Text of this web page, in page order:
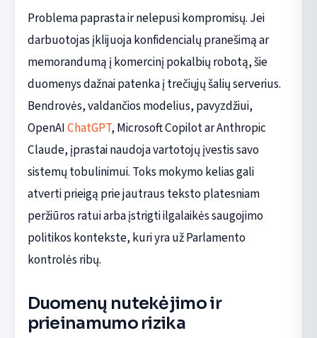
Problema paprasta ir nelepusi kompromisų. Jei
darbuotojas įklijuoja konfidencialų pranešimą ar
memorandumą į komercinį pokalbių robotą, šie
duomenys dažnai patenka į trečiųjų šalių serverius.
Bendrovės, valdančios modelius, pavyzdžiui,
OpenAIChatGPT, Microsoft Copilot ar Anthropic
Claude, įprastai naudoja vartotojų įvestis savo
sistemų tobulinimui. Toks mokymo kelias gali
atverti prieigą prie jautraus teksto platesniam
peržiūros ratui arba įstrigti ilgalaikės saugojimo
politikos kontekste, kuri yra už Parlamento
kontrolės ribų.
Duomenų nutekėjimo ir
prieinamumo rizika